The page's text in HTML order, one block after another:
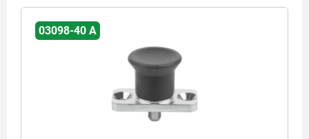
03098-40 A